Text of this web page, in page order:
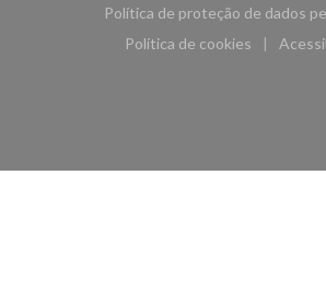
Política de proteção de dados
((abre
Política de cookies
((abre numa nova